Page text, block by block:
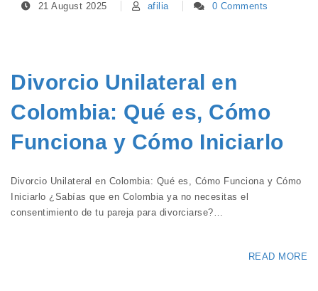
21 August 2025 afilia 0 Comments
Divorcio Unilateral en
Colombia: Qué es, Cómo
Funciona y Cómo Iniciarlo
Divorcio Unilateral en Colombia: Qué es, Cómo Funciona y Cómo
Iniciarlo ¿Sabías que en Colombia ya no necesitas el
consentimiento de tu pareja para divorciarse?…
READ MORE